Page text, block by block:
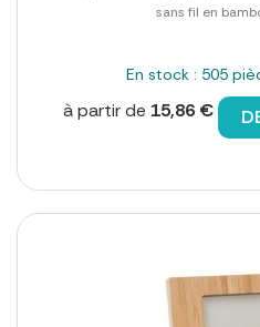
sans fil en
En stock : 505
à partir de 15,86 €